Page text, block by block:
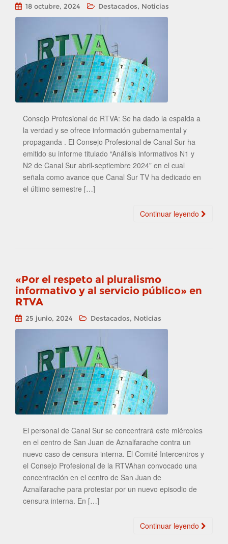
18 octubre, 2024 Destacados, Noticias
Consejo Profesional de RTVA: Se ha dado la espalda a
la verdad y se ofrece información gubernamental y
propaganda . El Consejo Profesional de Canal Sur ha
emitido su informe titulado “Análisis informativos N1 y
N2 de Canal Sur abril-septiembre 2024” en el cual
señala como avance que Canal Sur TV ha dedicado en
el último semestre […]
Continuar leyendo
«Por el respeto al pluralismo
informativo y al servicio público» en
RTVA
25 junio, 2024 Destacados, Noticias
El personal de Canal Sur se concentrará este miércoles
en el centro de San Juan de Aznalfarache contra un
nuevo caso de censura interna. El Comité Intercentros y
el Consejo Profesional de la RTVAhan convocado una
concentración en el centro de San Juan de
Aznalfarache para protestar por un nuevo episodio de
censura interna. En […]
Continuar leyendo